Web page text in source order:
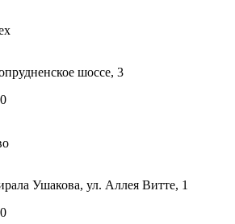
шоссе, 3
Ушакова, ул. Аллея Витте, 1